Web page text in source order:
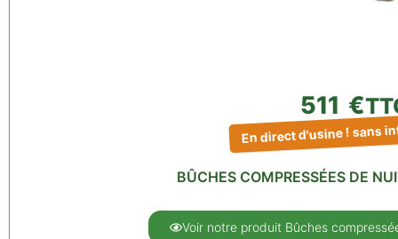
511 €
En direct d'usine ! sans
BÛCHES COMPRESSÉES DE
Voir notre produit Bûches